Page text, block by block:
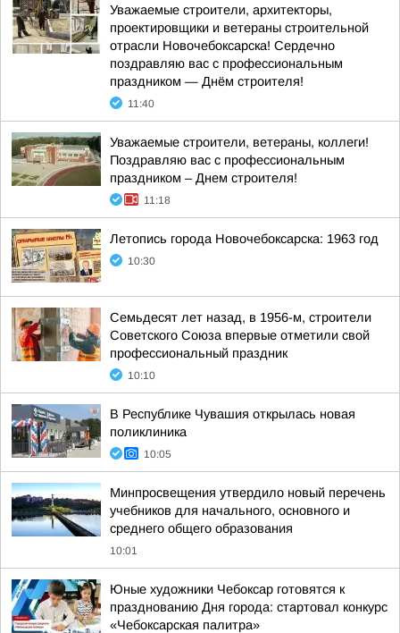
Уважаемые строители, архитекторы,
проектировщики и ветераны строительной
отрасли Новочебоксарска! Сердечно
поздравляю вас с профессиональным
праздником — Днём строителя!
11:40
Уважаемые строители, ветераны, коллеги!
Поздравляю вас с профессиональным
праздником – Днем строителя!
11:18
Летопись города Новочебоксарска: 1963 год
10:30
Семьдесят лет назад, в 1956-м, строители
Советского Союза впервые отметили свой
профессиональный праздник
10:10
В Республике Чувашия открылась новая
поликлиника
10:05
Минпросвещения утвердило новый перечень
учебников для начального, основного и
среднего общего образования
10:01
Юные художники Чебоксар готовятся к
празднованию Дня города: стартовал конкурс
«Чебоксарская палитра»